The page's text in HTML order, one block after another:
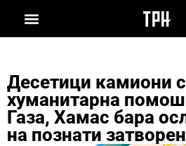
Десетици камиони
хуманитарна помош
Газа, Хамас бара
на познати